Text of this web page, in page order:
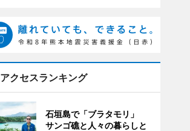
アクセスランキング
石垣島で「ブラタモリ」
サンゴ礁と人々の暮らしと